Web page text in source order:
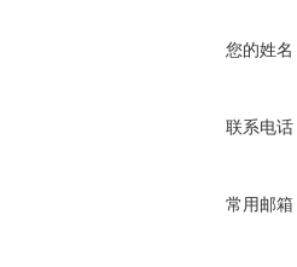
您的姓名
联系电话
常用邮箱